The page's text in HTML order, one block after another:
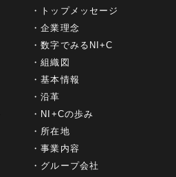
トップメッセージ
企業理念
数字でみるNI+C
組織図
基本情報
沿革
NI+Cの歩み
所在地
事業内容
グループ会社